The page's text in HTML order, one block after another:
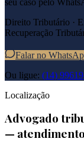
seu caso pelo
Direito Tributário ·
Recuperação
Falar no
Ou ligue: (14)
Localização
Advogado
—